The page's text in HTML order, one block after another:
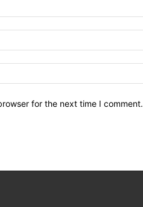
for the next time I comment.